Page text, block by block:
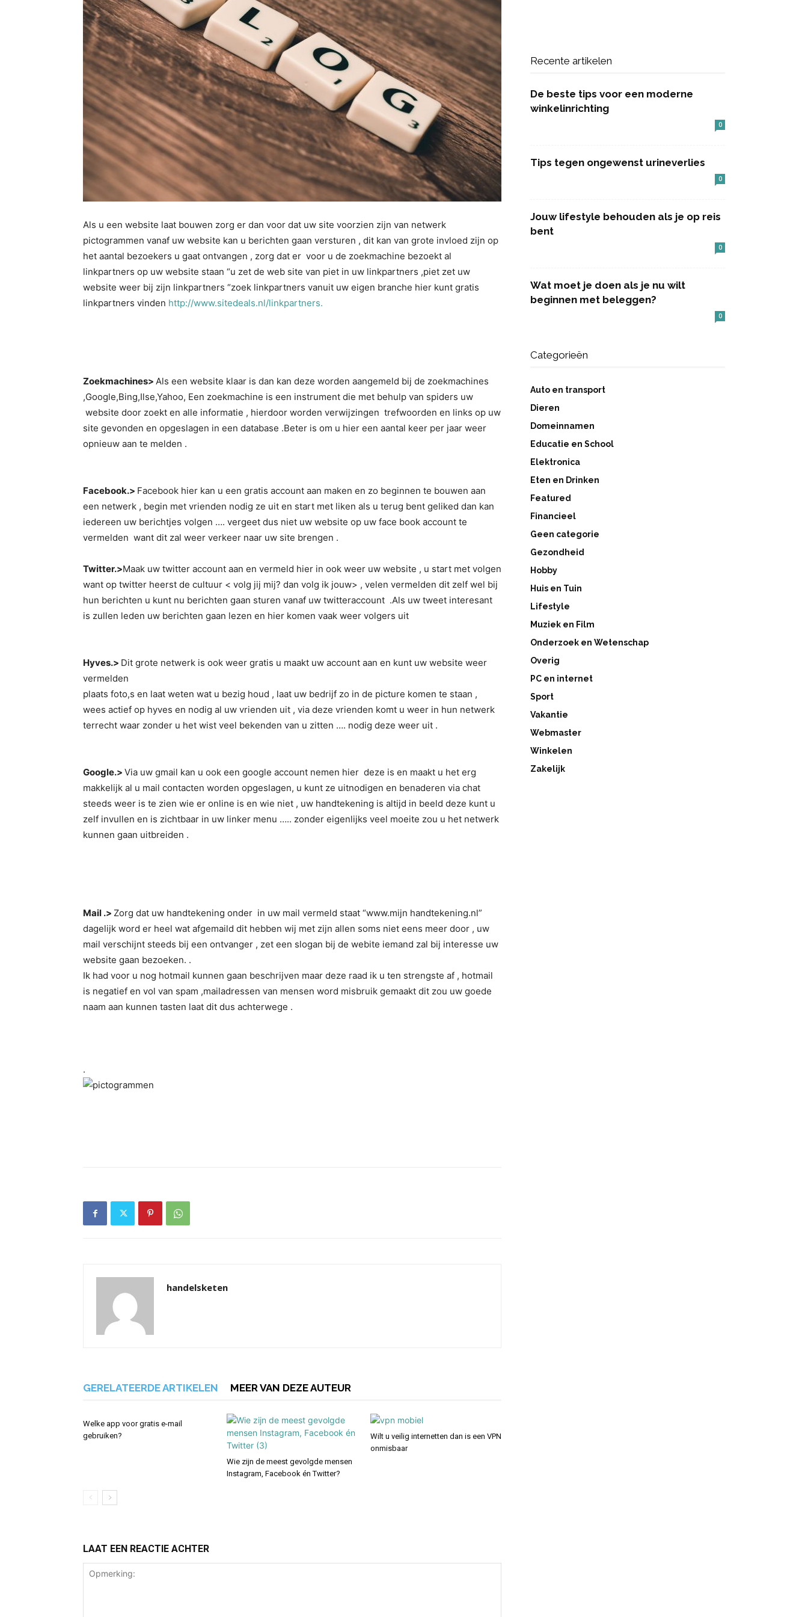
Als u een website laat bouwen zorg er dan voor dat uw site voorzien zijn van netwerk
pictogrammen vanaf uw website kan u berichten gaan versturen , dit kan van grote invloed zijn op
het aantal bezoekers u gaat ontvangen , zorg dat er voor u de zoekmachine bezoekt al
linkpartners op uw website staan “u zet de web site van piet in uw linkpartners ,piet zet uw
website weer bij zijn linkpartners “zoek linkpartners vanuit uw eigen branche hier kunt gratis
linkpartners vinden http://www.sitedeals.nl/linkpartners.
Zoekmachines> Als een website klaar is dan kan deze worden aangemeld bij de zoekmachines
,Google,Bing,Ilse,Yahoo, Een zoekmachine is een instrument die met behulp van spiders uw
website door zoekt en alle informatie , hierdoor worden verwijzingen trefwoorden en links op uw
site gevonden en opgeslagen in een database .Beter is om u hier een aantal keer per jaar weer
opnieuw aan te melden .
Facebook.> Facebook hier kan u een gratis account aan maken en zo beginnen te bouwen aan
een netwerk , begin met vrienden nodig ze uit en start met liken als u terug bent geliked dan kan
iedereen uw berichtjes volgen …. vergeet dus niet uw website op uw face book account te
vermelden want dit zal weer verkeer naar uw site brengen .
Twitter.>Maak uw twitter account aan en vermeld hier in ook weer uw website , u start met volgen
want op twitter heerst de cultuur < volg jij mij? dan volg ik jouw> , velen vermelden dit zelf wel bij
hun berichten u kunt nu berichten gaan sturen vanaf uw twitteraccount .Als uw tweet interesant
is zullen leden uw berichten gaan lezen en hier komen vaak weer volgers uit
Hyves.> Dit grote netwerk is ook weer gratis u maakt uw account aan en kunt uw website weer
vermelden
plaats foto,s en laat weten wat u bezig houd , laat uw bedrijf zo in de picture komen te staan ,
wees actief op hyves en nodig al uw vrienden uit , via deze vrienden komt u weer in hun netwerk
terrecht waar zonder u het wist veel bekenden van u zitten …. nodig deze weer uit .
Google.> Via uw gmail kan u ook een google account nemen hier deze is en maakt u het erg
makkelijk al u mail contacten worden opgeslagen, u kunt ze uitnodigen en benaderen via chat
steeds weer is te zien wie er online is en wie niet , uw handtekening is altijd in beeld deze kunt u
zelf invullen en is zichtbaar in uw linker menu ….. zonder eigenlijks veel moeite zou u het netwerk
kunnen gaan uitbreiden .
Mail .> Zorg dat uw handtekening onder in uw mail vermeld staat “www.mijn handtekening.nl”
dagelijk word er heel wat afgemaild dit hebben wij met zijn allen soms niet eens meer door , uw
mail verschijnt steeds bij een ontvanger , zet een slogan bij de webite iemand zal bij interesse uw
website gaan bezoeken. .
Ik had voor u nog hotmail kunnen gaan beschrijven maar deze raad ik u ten strengste af , hotmail
is negatief en vol van spam ,mailadressen van mensen word misbruik gemaakt dit zou uw goede
naam aan kunnen tasten laat dit dus achterwege .
.
handelsketen
GERELATEERDE ARTIKELEN MEER VAN DEZE AUTEUR
Welke app voor gratis e-mail
gebruiken?
Wie zijn de meest gevolgde mensen
Instagram, Facebook én Twitter?
Wilt u veilig internetten dan is een VPN
onmisbaar
LAAT EEN REACTIE ACHTER
Recente artikelen
De beste tips voor een moderne
winkelinrichting
0
Tips tegen ongewenst urineverlies
0
Jouw lifestyle behouden als je op reis
bent
0
Wat moet je doen als je nu wilt
beginnen met beleggen?
0
Categorieën
Auto en transport
Dieren
Domeinnamen
Educatie en School
Elektronica
Eten en Drinken
Featured
Financieel
Geen categorie
Gezondheid
Hobby
Huis en Tuin
Lifestyle
Muziek en Film
Onderzoek en Wetenschap
Overig
PC en internet
Sport
Vakantie
Webmaster
Winkelen
Zakelijk